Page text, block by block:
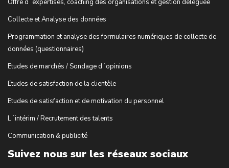
Collecte et Analyse des données
Programmation et analyse des formulaires numériques de collecte de
données (questionnaires)
Etudes de marchés / Sondage d´opinions
Etudes de satisfaction de la clientèle
Etudes de satisfaction et de motivation du personnel
L´intérim / Recrutement des talents
Communication & publicité
Suivez nous sur les réseaux sociaux